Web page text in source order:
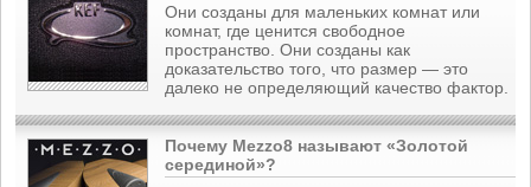
Они созданы для маленьких комнат или
комнат, где ценится свободное
пространство. Они созданы как
доказательство того, что размер — это
далеко не определяющий качество фактор.
Почему Mezzo8 называют «Золотой
серединой»?